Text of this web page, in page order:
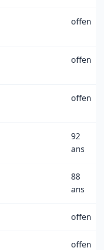
offen
offen
offen
92
ans
88
ans
offen
offen